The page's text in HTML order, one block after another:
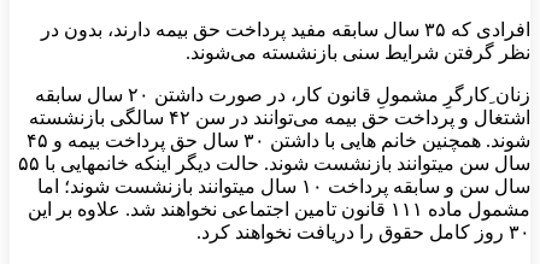
افرادی که ۳۵ سال سابقه مفید پرداخت حق بیمه دارند، بدون در
نظر گرفتن شرایط سنی بازنشسته می‌شوند.
زنان ِکارگرِ مشمولِ قانون کار، در صورت داشتن ۲۰ سال سابقه
اشتغال و پرداخت حق بیمه می‌توانند در سن ۴۲ سالگی بازنشسته
شوند. همچنین خانم هایی با داشتن ۳۰ سال حق پرداخت بیمه و ۴۵
سال سن می­توانند بازنشست شوند. حالت دیگر اینکه خانم­هایی با ۵۵
سال سن و سابقه پرداخت ۱۰ سال می­توانند بازنشست شوند؛ اما
مشمول ماده ۱۱۱ قانون تامین اجتماعی نخواهند شد. علاوه بر این
۳۰ روز کامل حقوق را دریافت نخواهند کرد.